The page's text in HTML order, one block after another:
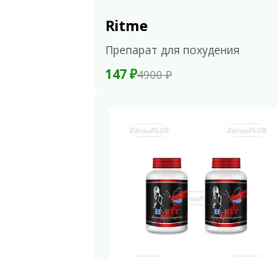
Ritme
Препарат для похудения
147 ₽4900 ₽